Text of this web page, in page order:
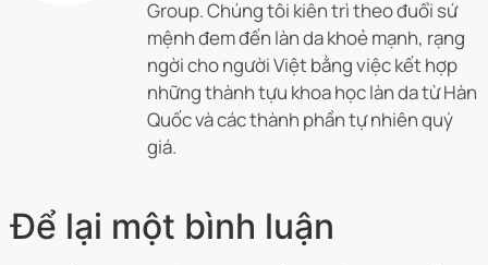
Group. Chúng tôi kiên trì theo đuổi sứ
mệnh đem đến làn da khoẻ mạnh, rạng
ngời cho người Việt bằng việc kết hợp
những thành tựu khoa học làn da từ Hàn
Quốc và các thành phần tự nhiên quý
giá.
Để lại một bình luận